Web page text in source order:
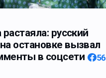
растаяла: русский
остановке вызвал
в соцсети
56